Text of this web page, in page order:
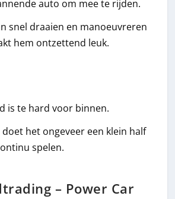
auto om mee te rijden.
snel draaien en manoeuvreren
hem ontzettend leuk.
is te hard voor binnen.
het ongeveer een klein half
spelen.
– Power Car